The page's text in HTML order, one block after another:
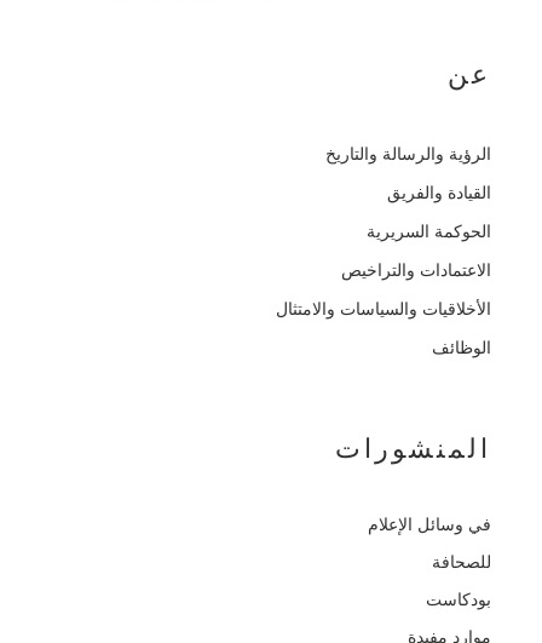
عن
الرؤية والرسالة والتاريخ
القيادة والفريق
الحوكمة السريرية
الاعتمادات والتراخيص
الأخلاقيات والسياسات والامتثال
الوظائف
المنشورات
في وسائل الإعلام
للصحافة
بودكاست
موارد مفيدة